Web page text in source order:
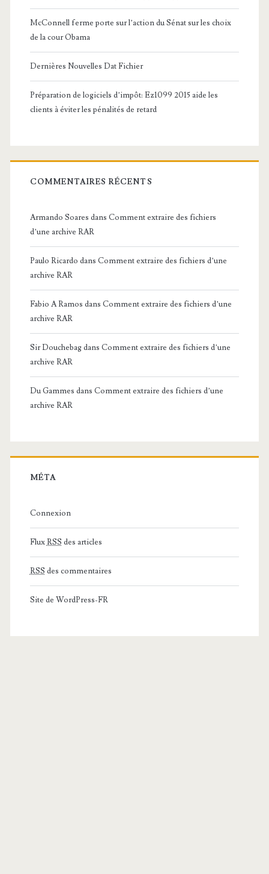
McConnell ferme porte sur l’action du Sénat sur les choix
de la cour Obama
Dernières Nouvelles Dat Fichier
Préparation de logiciels d’impôt: Ez1099 2015 aide les
clients à éviter les pénalités de retard
COMMENTAIRES RÉCENTS
Armando Soares dans Comment extraire des fichiers
d’une archive RAR
Paulo Ricardo dans Comment extraire des fichiers d’une
archive RAR
Fabio A Ramos dans Comment extraire des fichiers d’une
archive RAR
Sir Douchebagdans Comment extraire des fichiers d’une
archive RAR
Du Gammes dans Comment extraire des fichiers d’une
archive RAR
MÉTA
Connexion
FluxRSS des articles
RSS des commentaires
Site de WordPress-FR